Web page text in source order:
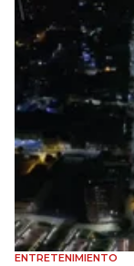
ENTRETENIMIENTO